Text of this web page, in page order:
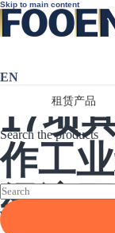
Skip to main content
租赁产品
EN
Search the products
2022-11-22 11:31:00
17项
作工
经济